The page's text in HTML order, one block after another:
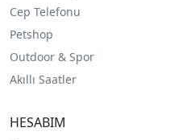
Cep Telefonu
Petshop
Outdoor & Spor
Akıllı Saatler
HESABIM